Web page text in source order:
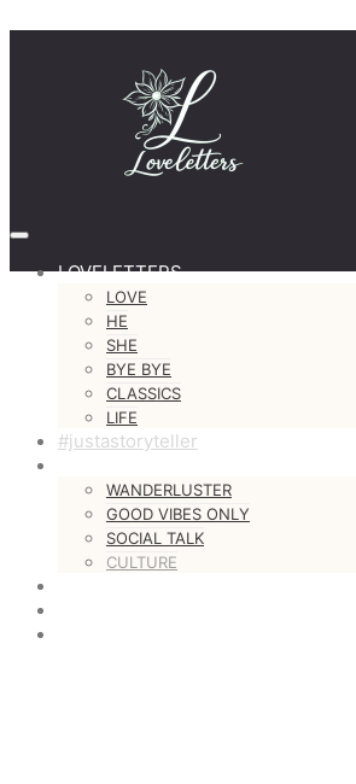
LOVELETTERS
LOVE
HE
SHE
BYE BYE
CLASSICS
LIFE
#justastoryteller
WANDERLUSTER
GOOD VIBES ONLY
SOCIAL TALK
CULTURE